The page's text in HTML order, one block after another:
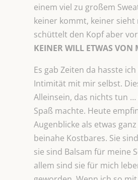
einem viel zu großem
keiner kommt, keiner sieht
schüttelt den Kopf aber
KEINER WILL ETWAS VON
Es gab Zeiten da hasste ich
Intimität mit mir selbst.
Alleinsein, das nichts tun …
Spaß machte. Heute
Augenblicke als etwas
beinahe Kostbares. Sie
sie sind Balsam für meine
allem sind sie für mich